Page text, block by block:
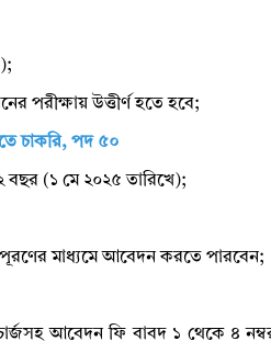
পরীক্ষায় উত্তীর্ণ হতে হবে;
চাকরি, পদ ৫০
বছর (১ মে ২০২৫ তারিখে);
মাধ্যমে আবেদন করতে পারবেন;
চার্জসহ আবেদন ফি বাবদ ১ থেকে ৪